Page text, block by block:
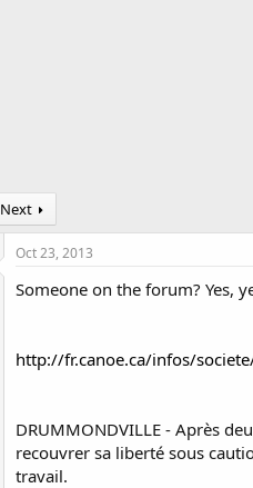
Next
Oct 23, 2013
Someone on the forum? Yes,
http://fr.canoe.ca/infos/
DRUMMONDVILLE - Après
recouvrer sa liberté sous
travail.